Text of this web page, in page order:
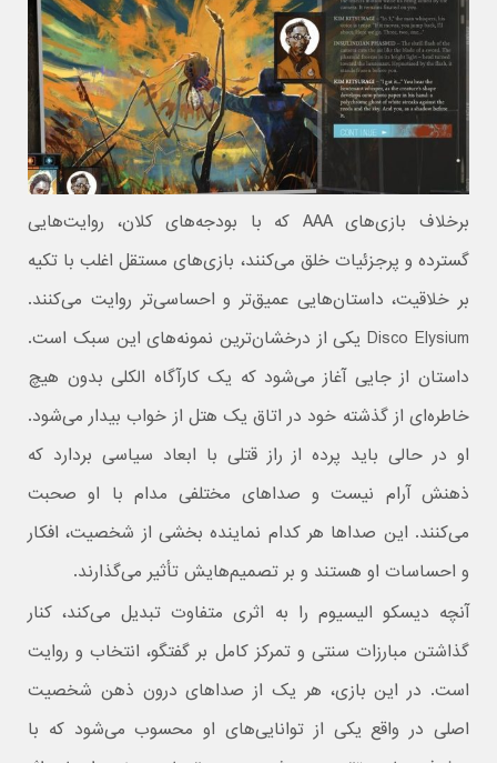
برخلاف بازی‌های AAA که با بودجه‌های کلان، روایت‌هایی
گسترده و پرجزئیات خلق می‌کنند، بازی‌های مستقل اغلب با تکیه
بر خلاقیت، داستان‌هایی عمیق‌تر و احساسی‌تر روایت می‌کنند.
Disco Elysium یکی از درخشان‌ترین نمونه‌های این سبک است.
داستان از جایی آغاز می‌شود که یک کارآگاه الکلی بدون هیچ
خاطره‌ای از گذشته خود در اتاق یک هتل از خواب بیدار می‌شود.
او در حالی باید پرده از راز قتلی با ابعاد سیاسی بردارد که
ذهنش آرام نیست و صداهای مختلفی مدام با او صحبت
می‌کنند. این صداها هر کدام نماینده بخشی از شخصیت، افکار
و احساسات او هستند و بر تصمیم‌هایش تأثیر می‌گذارند.
آنچه دیسکو الیسیوم را به اثری متفاوت تبدیل می‌کند، کنار
گذاشتن مبارزات سنتی و تمرکز کامل بر گفتگو، انتخاب و روایت
است. در این بازی، هر یک از صداهای درون ذهن شخصیت
اصلی در واقع یکی از توانایی‌های او محسوب می‌شود که با